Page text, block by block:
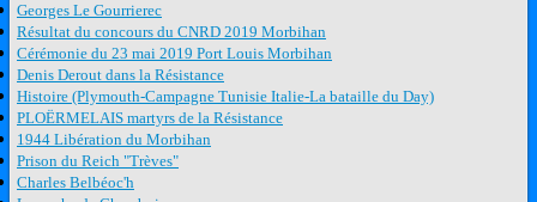
Georges Le Gourrierec
Résultat du concours du CNRD 2019 Morbihan
Cérémonie du 23 mai 2019 Port Louis Morbihan
Denis Derout dans la Résistance
Histoire (Plymouth-Campagne Tunisie Italie-La bataille du Day)
PLOËRMELAIS martyrs de la Résistance
1944 Libération du Morbihan
Prison du Reich "Trèves"
Charles Belbéoc'h